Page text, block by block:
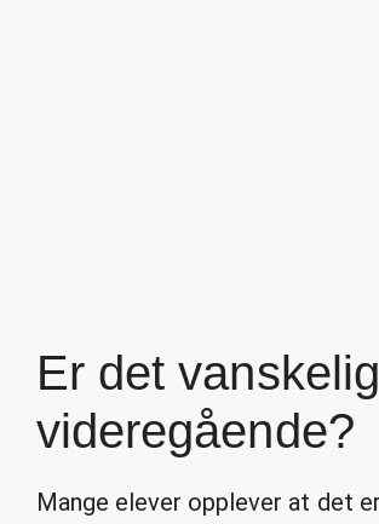
Er det
videregående?
Mange elever opplever at det er